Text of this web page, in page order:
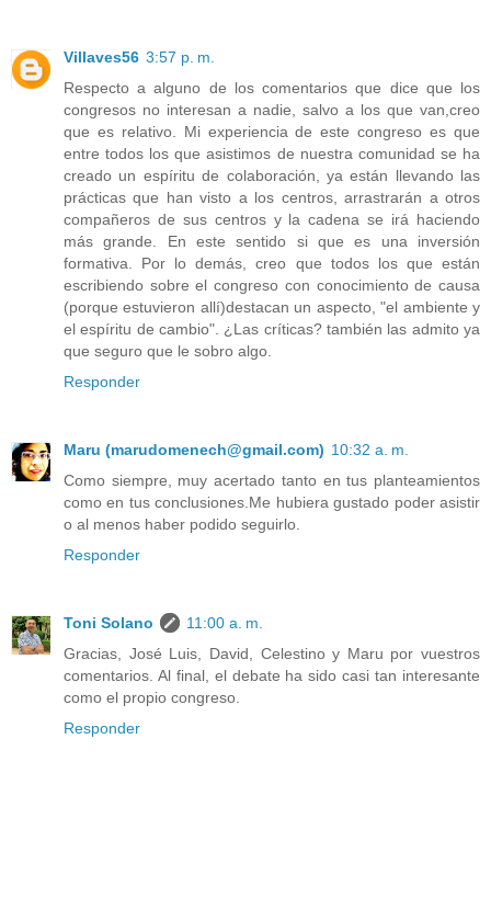
Villaves56 3:57 p. m.
Respecto a alguno de los comentarios que dice que los
congresos no interesan a nadie, salvo a los que van,creo
que es relativo. Mi experiencia de este congreso es que
entre todos los que asistimos de nuestra comunidad se ha
creado un espíritu de colaboración, ya están llevando las
prácticas que han visto a los centros, arrastrarán a otros
compañeros de sus centros y la cadena se irá haciendo
más grande. En este sentido si que es una inversión
formativa. Por lo demás, creo que todos los que están
escribiendo sobre el congreso con conocimiento de causa
(porque estuvieron allí)destacan un aspecto, "el ambiente y
el espíritu de cambio". ¿Las críticas? también las admito ya
que seguro que le sobro algo.
Responder
Maru (marudomenech@gmail.com) 10:32 a. m.
Como siempre, muy acertado tanto en tus planteamientos
como en tus conclusiones.Me hubiera gustado poder asistir
o al menos haber podido seguirlo.
Responder
Toni Solano
11:00 a. m.
Gracias, José Luis, David, Celestino y Maru por vuestros
comentarios. Al final, el debate ha sido casi tan interesante
como el propio congreso.
Responder